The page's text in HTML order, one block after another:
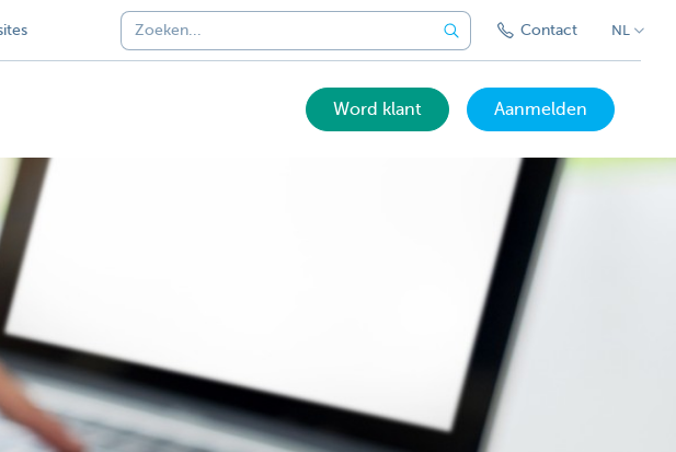
Contact NL
Word klant Aanmelden